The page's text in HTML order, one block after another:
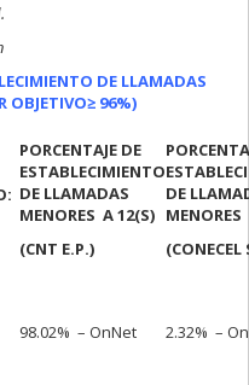
DE LLAMADAS
OBJETIVO≥ 96%)
PORCENTAJE DE
ESTABLECIMIENTO
DE LLAMADAS
MENORES A 12(S)
(CNT E.P.)
DE
(CONECEL
98.02% – OnNet 2.32% –